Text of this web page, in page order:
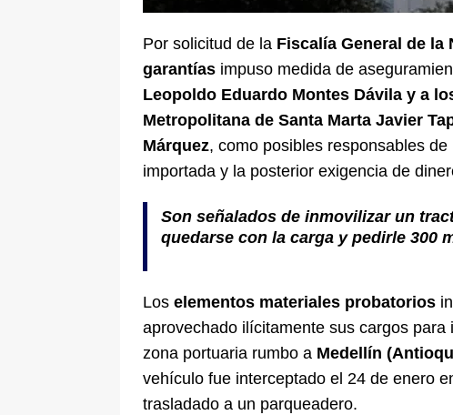
Por solicitud de la Fiscalía General de la
garantías impuso medida de
Leopoldo Eduardo Montes Dávila y a
Metropolitana de Santa Marta Javier
Márquez, como posibles responsables
importada y la posterior exigencia de
Son señalados de inmovilizar un
quedarse con la carga y pedirle 300
Los elementos materiales probatorios
aprovechado ilícitamente sus cargos
zona portuaria rumbo a Medellín
vehículo fue interceptado el 24 de enero
trasladado a un parqueadero.